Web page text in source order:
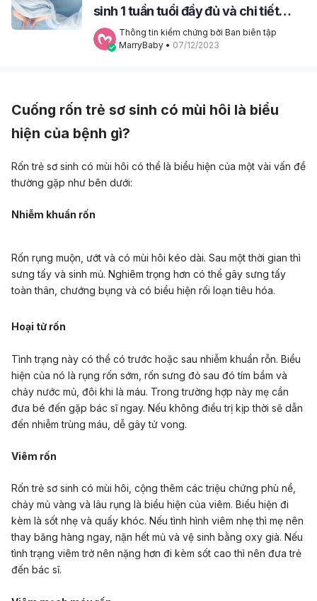
sinh 1 tuần tuổi đầy đủ và chi tiết
nhất Thông tin kiểm chứng bởi Ban biên tập
MarryBaby • 07/12/2023
Cuống rốn trẻ sơ sinh có mùi hôi là biểu
hiện của bệnh gì?
Rốn trẻ sơ sinh có mùi hôi có thể là biểu hiện của một vài vấn đề
thường gặp như bên dưới:
Nhiễm khuẩn rốn
Rốn rụng muộn, ướt và có mùi hôi kéo dài. Sau một thời gian thì
sưng tấy và sinh mủ. Nghiêm trọng hơn có thể gây sưng tấy
toàn thân, chướng bụng và có biểu hiện rối loạn tiêu hóa.
Hoại tử rốn
Tình trạng này có thể có trước hoặc sau nhiễm khuẩn rỗn. Biểu
hiện của nó là rụng rốn sớm, rốn sưng đỏ sau đó tím bầm và
chảy nước mủ, đôi khi là máu. Trong trường hợp này mẹ cần
đưa bé đến gặp bác sĩ ngay. Nếu không điều trị kịp thời sẽ dẫn
đến nhiễm trùng máu, dễ gây tử vong.
Viêm rốn
Rốn trẻ sơ sinh có mùi hôi, cộng thêm các triệu chứng phù nề,
chảy mủ vàng và lâu rụng là biểu hiện của viêm. Biểu hiện đi
kèm là sốt nhẹ và quấy khóc. Nếu tình hình viêm nhẹ thì mẹ nên
thay băng hàng ngay, nặn hết mủ và vệ sinh bằng oxy già. Nếu
tình trạng viêm trở nên nặng hơn đi kèm sốt cao thì nên đưa trẻ
đến bác sĩ.